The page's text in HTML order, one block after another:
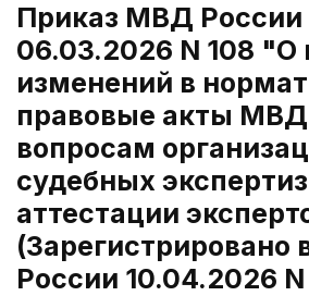
Приказ МВД России
06.03.2026 N 108 "О
изменений в
правовые акты МВД
вопросам
судебных
аттестации
(Зарегистрировано
России 10.04.2026